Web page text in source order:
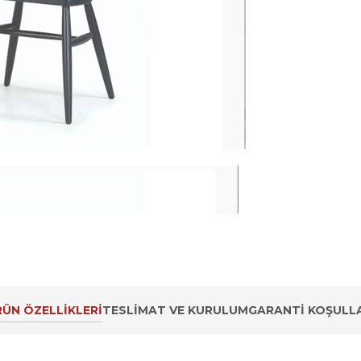
ÖZELLIKLERITESLIMAT VE KURULUMGARANTI